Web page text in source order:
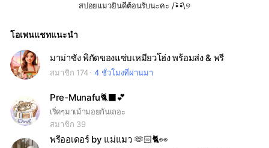
สปอยแมวยินดีต้อนรับนะคะ /•᷅‎‎•᷄\୭
โอเพนแชทแนะนำ
มาม่าซัง พิกัดของแซ่บเหมียวโฮ่ง พร้อมส่ง & พรี
สมาชิก 174 4 ชั่วโมงที่ผ่านมา
Pre-Munafu🐈‍⬛💕
เริ่ดๆมาเม้ามอยกันเถอะ
สมาชิก 39
พรีออเดอร์ by แม่แมว 🫶🏻🐈👀